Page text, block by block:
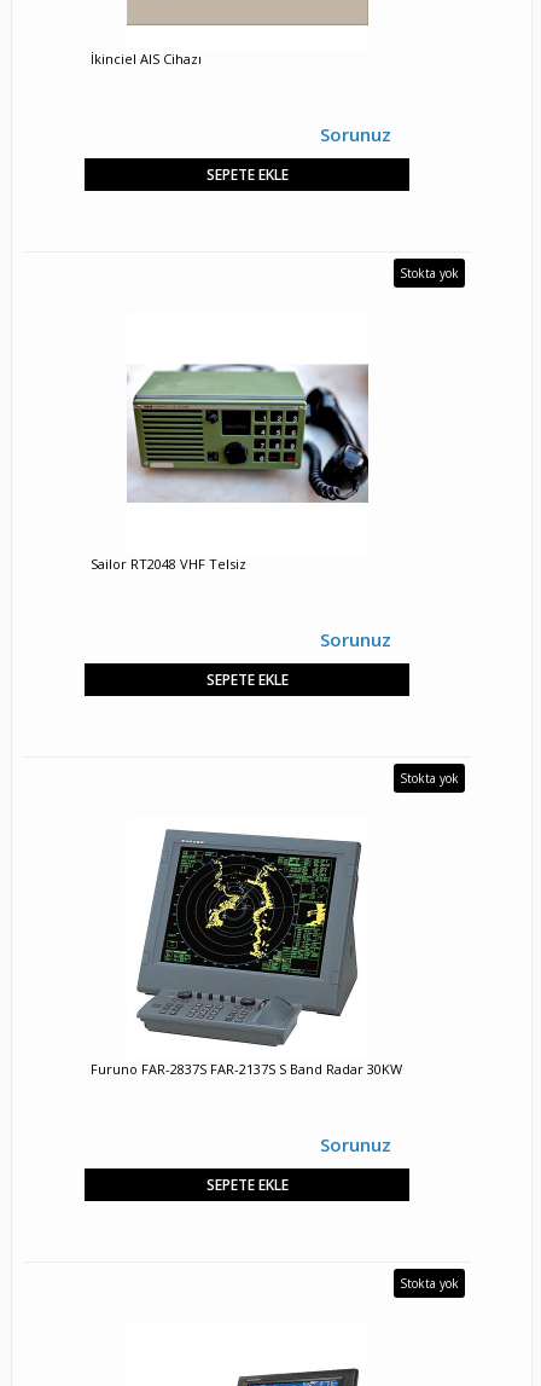
İkinciel AIS Cihazı
Sorunuz
SEPETE EKLE
Stokta yok
Sailor RT2048 VHF Telsiz
Sorunuz
SEPETE EKLE
Stokta yok
Furuno FAR-2837S FAR-2137S S Band Radar 30KW
Sorunuz
SEPETE EKLE
Stokta yok